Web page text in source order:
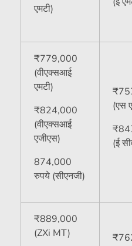
एमटी)
₹779,000
(वीएक्सआई
एमटी)
₹824,000
(वीएक्सआई
एजीएस)
874,000
रुपये (सीएनजी)
₹
(एस
₹
(ई
₹889,000
(ZXi MT)
₹